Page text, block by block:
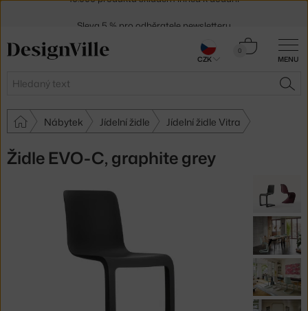
MENU
Hledat
0
Košík
Nábytek Jídelní židle Jídelní židle Vitra
Židle EVO-C, graphite grey
30 dní na vrácení zboží
CZK